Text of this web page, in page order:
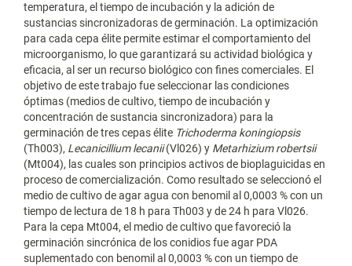
temperatura, el tiempo de incubación y la adición de
sustancias sincronizadoras de germinación. La optimización
para cada cepa élite permite estimar el comportamiento del
microorganismo, lo que garantizará su actividad biológica y
eficacia, al ser un recurso biológico con fines comerciales. El
objetivo de este trabajo fue seleccionar las condiciones
óptimas (medios de cultivo, tiempo de incubación y
concentración de sustancia sincronizadora) para la
germinación de tres cepas élite Trichoderma koningiopsis
(Th003), Lecanicillium lecanii(Vl026) y Metarhizium robertsii
(Mt004), las cuales son principios activos de bioplaguicidas en
proceso de comercialización. Como resultado se seleccionó el
medio de cultivo de agar agua con benomil al 0,0003 % con un
tiempo de lectura de 18 h para Th003 y de 24 h para Vl026.
Para la cepa Mt004, el medio de cultivo que favoreció la
germinación sincrónica de los conidios fue agar PDA
suplementado con benomil al 0,0003 % con un tiempo de